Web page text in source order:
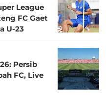
League
FC Gaet
U-23
Persib
FC, Live